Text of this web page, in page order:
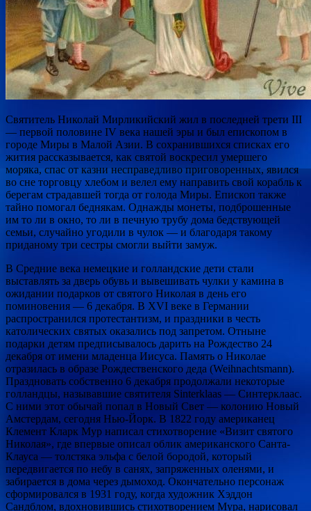
Святитель Николай Мирликийский жил в последней трети III
— первой половине IV века нашей эры и был епископом в
городе Миры в Малой Азии. В сохранившихся списках его
жития рассказывается, как святой воскресил умершего
моряка, спас от казни несправедливо приговоренных, явился
во сне торговцу хлебом и велел ему направить свой корабль к
берегам страдавшей тогда от голода Миры. Епископ также
тайно помогал беднякам. Однажды монеты, подброшенные
им то ли в окно, то ли в печную трубу дома бедствующей
семьи, случайно угодили в чулок — и благодаря такому
приданому три сестры смогли выйти замуж.
В Средние века немецкие и голландские дети стали
выставлять за дверь обувь и вывешивать чулки у камина в
ожидании подарков от святого Николая в день его
поминовения — 6 декабря. В XVI веке в Германии
распространился протестантизм, и праздники в честь
католических святых оказались под запретом. Отныне
подарки детям предписывалось дарить на Рождество 24
декабря от имени младенца Иисуса. Память о Николае
отразилась в образе Рождественского деда (Weihnachtsmann).
Праздновать собственно 6 декабря продолжали некоторые
голландцы, называвшие святителя Sinterklaas — Синтерклаас.
С ними этот обычай попал в Новый Свет — колонию Новый
Амстердам, сегодня Нью-Йорк. В 1822 году американец
Клемент Кларк Мур написал стихотворение «Визит святого
Николая», где впервые описал облик американского Санта-
Клауса — толстяка эльфа с белой бородой, который
передвигается по небу в санях, запряженных оленями, и
забирается в дома через дымоход. Окончательно персонаж
сформировался в 1931 году, когда художник Хэддон
Сандблом, вдохновившись стихотворением Мура, нарисовал